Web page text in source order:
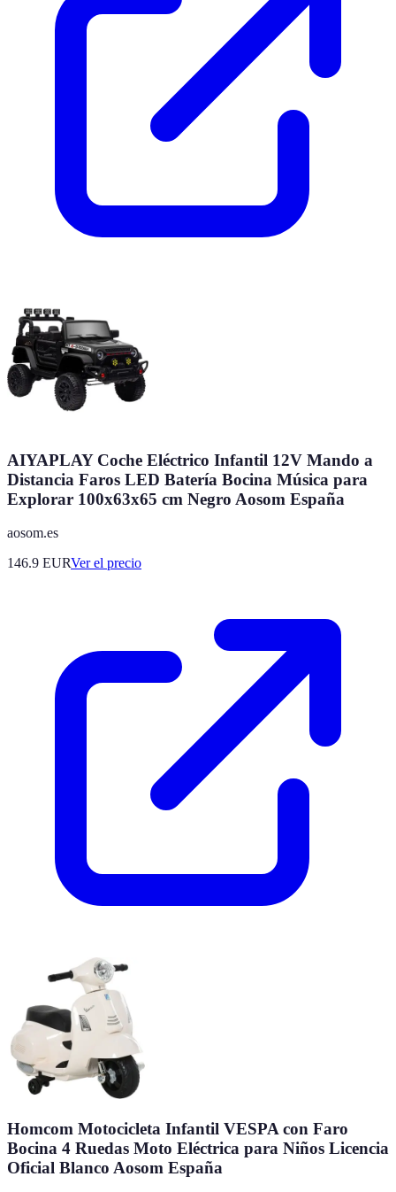
AIYAPLAY Coche Eléctrico Infantil 12V Mando a
Distancia Faros LED Batería Bocina Música para
Explorar 100x63x65 cm Negro Aosom España
aosom.es
146.9 EURVer el precio
Homcom Motocicleta Infantil VESPA con Faro
Bocina 4 Ruedas Moto Eléctrica para Niños Licencia
Oficial Blanco Aosom España